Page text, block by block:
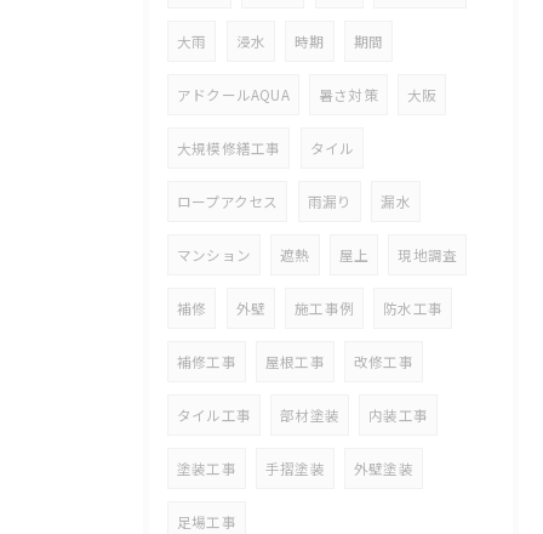
大雨 浸水 時期 期間
アドクールAQUA 暑さ対策 大阪
大規模修繕工事 タイル
ロープアクセス 雨漏り 漏水
マンション 遮熱 屋上 現地調査
補修 外壁 施工事例 防水工事
補修工事 屋根工事 改修工事
タイル工事 部材塗装 内装工事
塗装工事 手摺塗装 外壁塗装
足場工事